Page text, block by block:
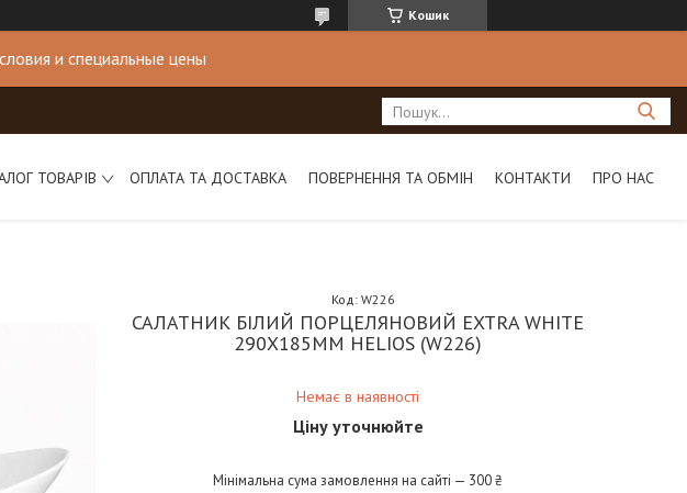
Кошик
и специальные цены
ТОВАРІВ ОПЛАТА ТА ДОСТАВКА ПОВЕРНЕННЯ ТА ОБМІН КОНТАКТИ ПРО НАС
САЛАТНИК БІЛИЙ ПОРЦЕЛЯНОВИЙ EXTRA WHITE
290Х185ММ HELIOS (W226)
Немає в наявності
Код:W226
Ціну уточнюйте
Мінімальна сума замовлення на сайті — 300 ₴